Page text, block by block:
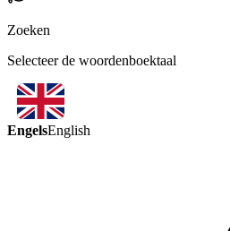
Zoeken
Selecteer de woordenboektaal
EngelsEnglish